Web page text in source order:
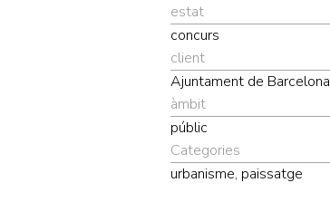
estat
concurs
client
Ajuntament de Barcelona
àmbit
públic
Categories
urbanisme, paissatge